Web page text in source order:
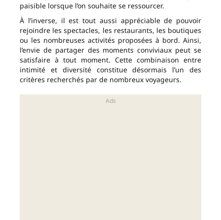
paisible lorsque l’on souhaite se ressourcer.
À l’inverse, il est tout aussi appréciable de pouvoir
rejoindre les spectacles, les restaurants, les boutiques
ou les nombreuses activités proposées à bord. Ainsi,
l’envie de partager des moments conviviaux peut se
satisfaire à tout moment. Cette combinaison entre
intimité et diversité constitue désormais l’un des
critères recherchés par de nombreux voyageurs.